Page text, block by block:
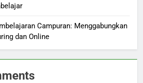
Campuran: Menggabungkan
dan Online